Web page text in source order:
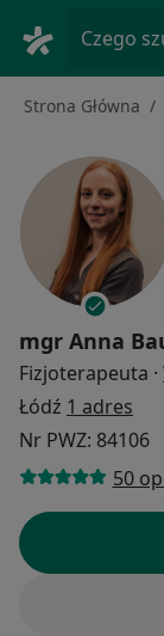
Czego
Strona Główna
mgr Anna
Fizjoterapeuta ·
Łódź 1 adres
Nr PWZ: 84106
50